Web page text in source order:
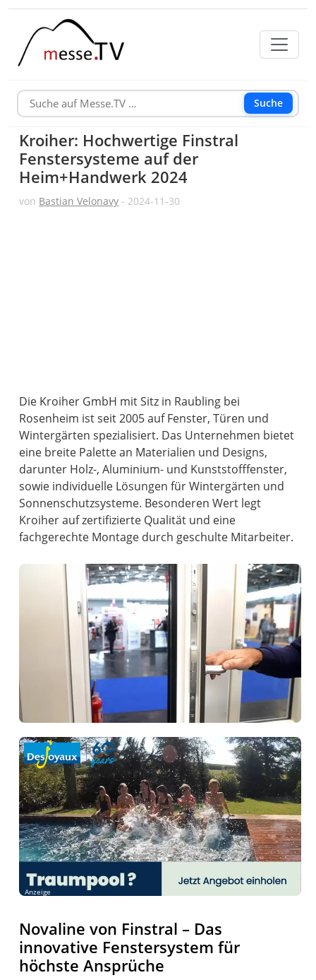
Suche
Kroiher: Hochwertige Finstral
Fenstersysteme auf der
Heim+Handwerk 2024
von Bastian Velonavy - 2024-11-30
Die Kroiher GmbH mit Sitz in Raubling bei
Rosenheim ist seit 2005 auf Fenster, Türen und
Wintergärten spezialisiert. Das Unternehmen bietet
eine breite Palette an Materialien und Designs,
darunter Holz-, Aluminium- und Kunststofffenster,
sowie individuelle Lösungen für Wintergärten und
Sonnenschutzsysteme. Besonderen Wert legt
Kroiher auf zertifizierte Qualität und eine
fachgerechte Montage durch geschulte Mitarbeiter.
Anzeige
Novaline von Finstral – Das
innovative Fenstersystem für
höchste Ansprüche